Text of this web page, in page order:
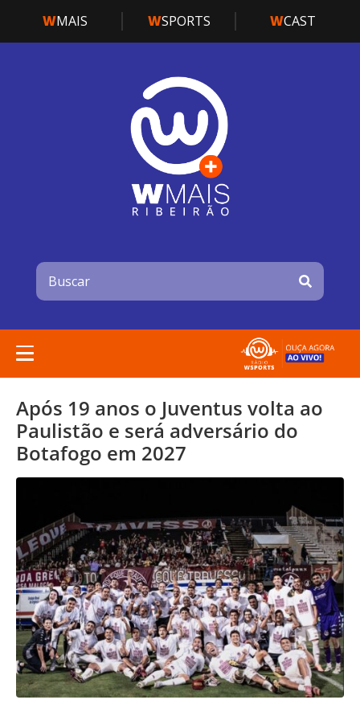
WMAIS WSPORTS WCAST
Após 19 anos o Juventus volta ao
Paulistão e será adversário do
Botafogo em 2027